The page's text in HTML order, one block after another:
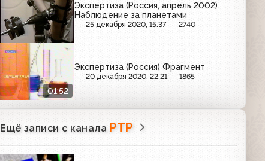
Экспертиза (Россия, апрель 2002)
Наблюдение за планетами
25 декабря 2020, 15:37 2740
01:52
Экспертиза (Россия) Фрагмент
20 декабря 2020, 22:21 1865
Ещё записи с канала РТР